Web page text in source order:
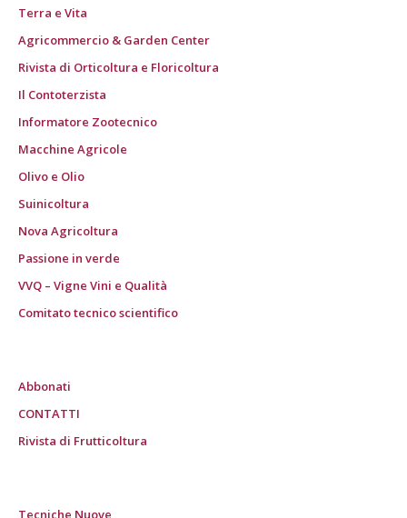
Terra e Vita
Agricommercio & Garden Center
Rivista di Orticoltura e Floricoltura
Il Contoterzista
Informatore Zootecnico
Macchine Agricole
Olivo e Olio
Suinicoltura
Nova Agricoltura
Passione in verde
VVQ – Vigne Vini e Qualità
Comitato tecnico scientifico
Abbonati
CONTATTI
Rivista di Frutticoltura
Tecniche Nuove